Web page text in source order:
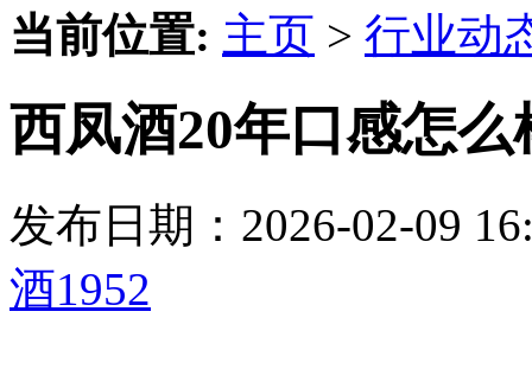
当前位置: 主页 > 行业动
西凤酒20年口感怎么
发布日期：2026-02-09
酒1952